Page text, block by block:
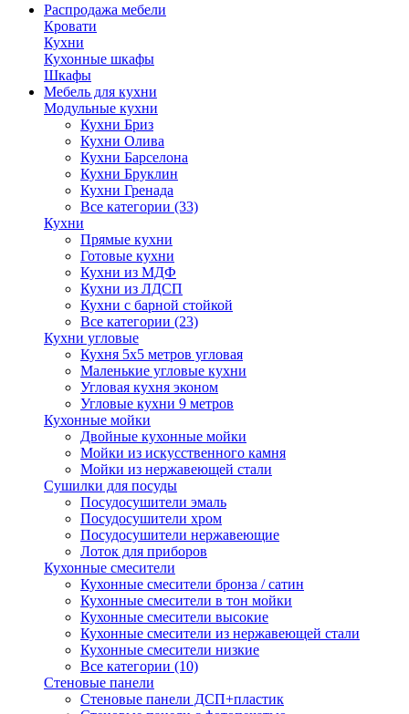
Распродажа мебели
Кровати
Кухни
Кухонные шкафы
Шкафы
Мебель для кухни
Модульные кухни
Кухни Бриз
Кухни Олива
Кухни Барселона
Кухни Бруклин
Кухни Гренада
Все категории (33)
Кухни
Прямые кухни
Готовые кухни
Кухни из МДФ
Кухни из ЛДСП
Кухни с барной стойкой
Все категории (23)
Кухни угловые
Кухня 5х5 метров угловая
Маленькие угловые кухни
Угловая кухня эконом
Угловые кухни 9 метров
Кухонные мойки
Двойные кухонные мойки
Мойки из искусственного камня
Мойки из нержавеющей стали
Сушилки для посуды
Посудосушители эмаль
Посудосушители хром
Посудосушители нержавеющие
Лоток для приборов
Кухонные смесители
Кухонные смесители бронза / сатин
Кухонные смесители в тон мойки
Кухонные смесители высокие
Кухонные смесители из нержавеющей стали
Кухонные смесители низкие
Все категории (10)
Стеновые панели
Стеновые панели ДСП+пластик